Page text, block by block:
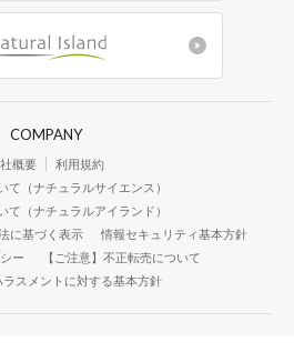
COMPANY
概要
利用規約
て（ナチュラルサイエンス）
て（ナチュラルアイランド）
に基づく表示
情報セキュリティ基本方針
ー
【ご注意】不正転売について
ラスメントに対する基本方針